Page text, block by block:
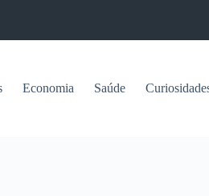
Economia Saúde